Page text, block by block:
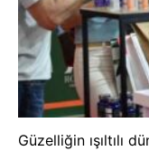
Güzelliğin ışıltılı